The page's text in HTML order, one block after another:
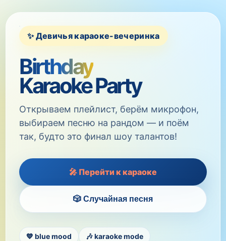
✨ Девичья караоке-вечеринка
Birthday
Karaoke Party
Открываем плейлист, берём микрофон,
выбираем песню на рандом — и поём
так, будто это финал шоу талантов!
🎤 Перейти к караоке
🎲 Случайная песня
💙 blue mood 🎶 karaoke mode